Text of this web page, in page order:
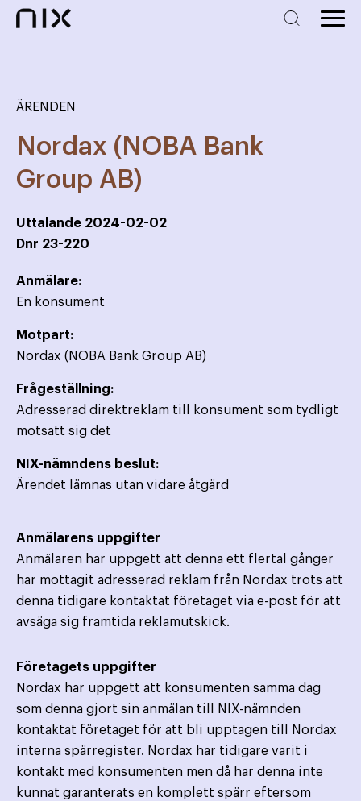
ÄRENDEN
Nordax (NOBA Bank
Group AB)
Uttalande 2024-02-02
Dnr 23-220
Anmälare:
En konsument
Motpart:
Nordax (NOBA Bank Group AB)
Frågeställning:
Adresserad direktreklam till konsument som tydligt
motsatt sig det
NIX-nämndens beslut:
Ärendet lämnas utan vidare åtgärd
Anmälarens uppgifter
Anmälaren har uppgett att denna ett flertal gånger
har mottagit adresserad reklam från Nordax trots att
denna tidigare kontaktat företaget via e-post för att
avsäga sig framtida reklamutskick.
Företagets uppgifter
Nordax har uppgett att konsumenten samma dag
som denna gjort sin anmälan till NIX-nämnden
kontaktat företaget för att bli upptagen till Nordax
interna spärregister. Nordax har tidigare varit i
kontakt med konsumenten men då har denna inte
kunnat garanterats en komplett spärr eftersom